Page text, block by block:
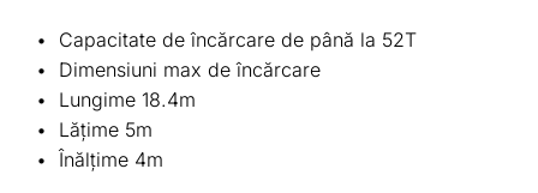
• Capacitate de încărcare de până la 52T
• Dimensiuni max de încărcare
• Lungime 18.4m
• Lăţime 5m
• Înălţime 4m